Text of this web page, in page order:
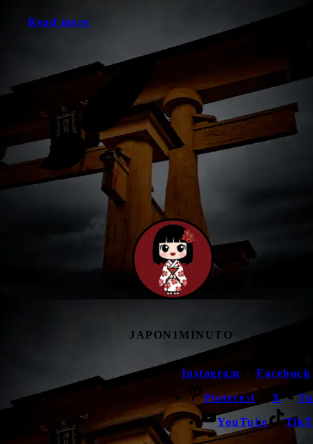
Read more
JAPON1MINUTO
Instagram Facebook
Pinterest X
YouTube